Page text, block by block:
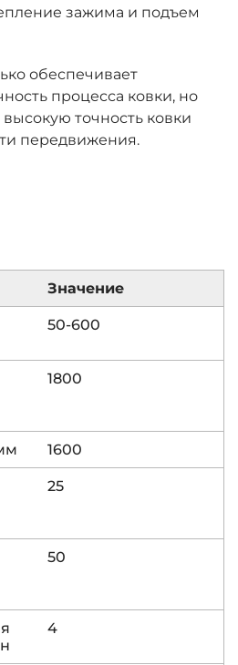
зажима и подъем
обеспечивает
процесса ковки, но
точность ковки
передвижения.
Значение
50-600
1800
1600
25
50
4